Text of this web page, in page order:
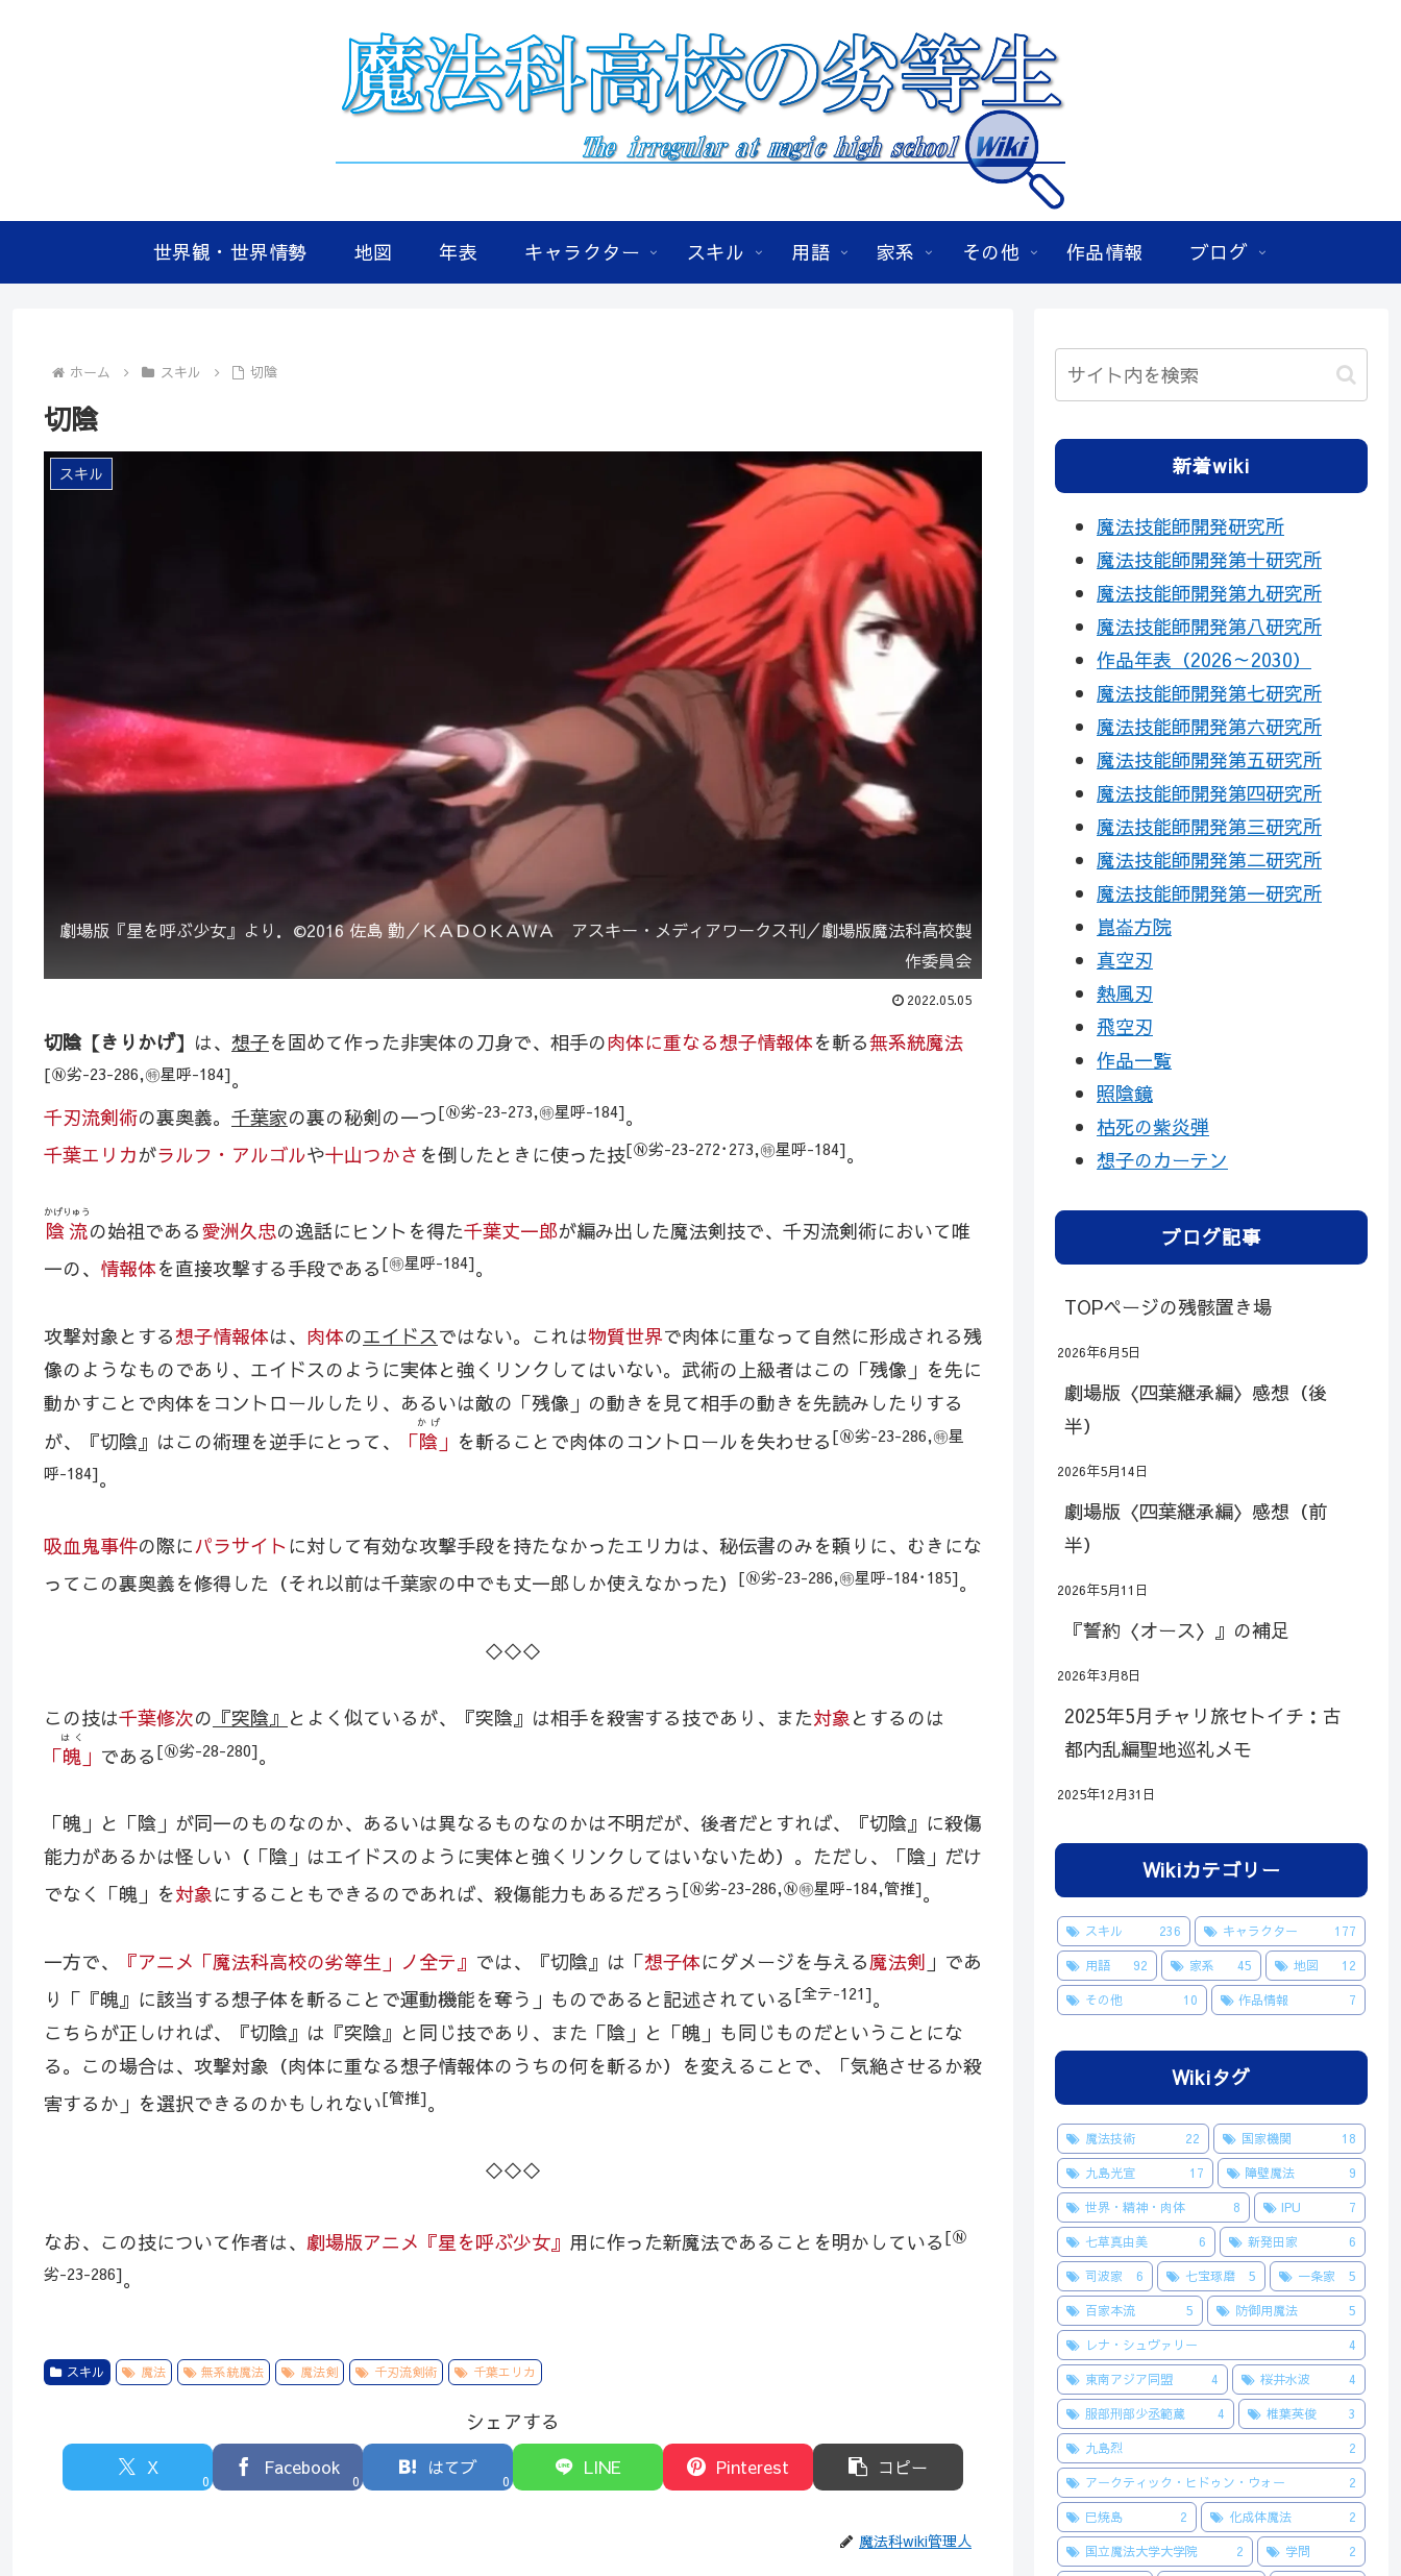
世界観・世界情勢 地図 年表 キャラクター スキル 用語 家系 その他 作品情報 ブログ
ホーム スキル 切陰
切陰
スキル
劇場版『星を呼ぶ少女』より．©2016 佐島 勤／ＫＡＤＯＫＡＷＡ アスキー・メディアワークス刊／劇場版魔法科高校製
作委員会
2022.05.05
切陰【きりかげ】 は、 想子を固めて作った非実体の刀身で、相手の肉体に重なる想子情報体を斬る無系統魔法
[Ⓝ劣-23-286,㊕星呼-184]。
千刃流剣術の裏奥義。 千葉家の裏の秘剣の一つ[Ⓝ劣-23-273,㊕星呼-184]。
千葉エリカがラルフ・アルゴルや十山つかさ を倒したときに使った技[Ⓝ劣-23-272･273,㊕星呼-184]。
陰流
かげりゅう
の始祖である愛洲久忠の逸話にヒントを得た千葉丈一郎が編み出した魔法剣技で、千刃流剣術において唯
一の、 情報体を直接攻撃する手段である[㊕星呼-184]。
攻撃対象とする想子情報体は、 肉体のエイドスではない。これは物質世界で肉体に重なって自然に形成される残
像のようなものであり、エイドスのように実体と強くリンクしてはいない。武術の上級者はこの「残像」を先に
動かすことで肉体をコントロールしたり、あるいは敵の「残像」の動きを見て相手の動きを先読みしたりする
が、『切陰』はこの術理を逆手にとって、
「陰」
かげ
を斬ることで肉体のコントロールを失わせる[Ⓝ劣-23-286,㊕星
呼-184]。
吸血鬼事件の際にパラサイトに対して有効な攻撃手段を持たなかったエリカは、秘伝書のみを頼りに、むきにな
ってこの裏奥義を修得した（それ以前は千葉家の中でも丈一郎しか使えなかった）
[Ⓝ劣-23-286,㊕星呼-184･185]。
◇◇◇
この技は千葉修次の 『突陰』 とよく似ているが、『突陰』は相手を殺害する技であり、また対象とするのは
「魄」
はく
である[Ⓝ劣-28-280]。
「魄」と「陰」が同一のものなのか、あるいは異なるものなのかは不明だが、後者だとすれば、『切陰』に殺傷
能力があるかは怪しい（「陰」はエイドスのように実体と強くリンクしてはいないため）。ただし、「陰」だけ
でなく「魄」を対象にすることもできるのであれば、殺傷能力もあるだろう[Ⓝ劣-23-286,Ⓝ㊕星呼-184,管推]。
一方で、 『アニメ「魔法科高校の劣等生」ノ全テ』 では、『切陰』は「想子体にダメージを与える魔法剣 」であ
り「『魄』に該当する想子体を斬ることで運動機能を奪う」ものであると記述されている[全テ-121]。
こちらが正しければ、『切陰』は『突陰』と同じ技であり、また「陰」と「魄」も同じものだということにな
る。この場合は、攻撃対象（肉体に重なる想子情報体のうちの何を斬るか）を変えることで、「気絶させるか殺
害するか」を選択できるのかもしれない[管推]。
◇◇◇
なお、この技について作者は、 劇場版アニメ『星を呼ぶ少女』 用に作った新魔法であることを明かしている[Ⓝ
劣-23-286]。
スキル 魔法 無系統魔法 魔法剣 千刃流剣術 千葉エリカ
シェアする
X
0
Facebook
0
はてブ
0
LINE Pinterest コピー
魔法科wiki管理人
新着wiki
魔法技能師開発研究所
魔法技能師開発第十研究所
魔法技能師開発第九研究所
魔法技能師開発第八研究所
作品年表（2026～2030）
魔法技能師開発第七研究所
魔法技能師開発第六研究所
魔法技能師開発第五研究所
魔法技能師開発第四研究所
魔法技能師開発第三研究所
魔法技能師開発第二研究所
魔法技能師開発第一研究所
崑崙方院
真空刃
熱風刃
飛空刃
作品一覧
照陰鏡
枯死の紫炎弾
想子のカーテン
ブログ記事
TOPページの残骸置き場
2026年6月5日
劇場版〈四葉継承編〉感想（後
半）
2026年5月14日
劇場版〈四葉継承編〉感想（前
半）
2026年5月11日
『誓約〈オース〉』の補足
2026年3月8日
2025年5月チャリ旅セトイチ：古
都内乱編聖地巡礼メモ
2025年12月31日
Wikiカテゴリー
スキル 236 キャラクター 177
用語 92 家系 45 地図 12
その他 10 作品情報 7
Wikiタグ
魔法技術 22 国家機関 18
九島光宣 17 障壁魔法 9
世界・精神・肉体 8 IPU 7
七草真由美 6 新発田家 6
司波家 6 七宝琢磨 5 一条家 5
百家本流 5 防御用魔法 5
レナ・シュヴァリー 4
東南アジア同盟 4 桜井水波 4
服部刑部少丞範蔵 4 椎葉英俊 3
九島烈 2
アークティック・ヒドゥン・ウォー 2
巳焼島 2 化成体魔法 2
国立魔法大学大学院 2 学問 2